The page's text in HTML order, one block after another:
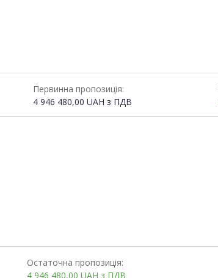
Первинна пропозиція:
4 946 480,00 UAH з ПДВ
Остаточна пропозиція:
4 946 480,00 UAH з ПДВ